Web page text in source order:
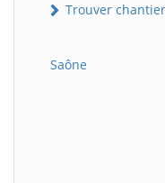
Trouver
Saône